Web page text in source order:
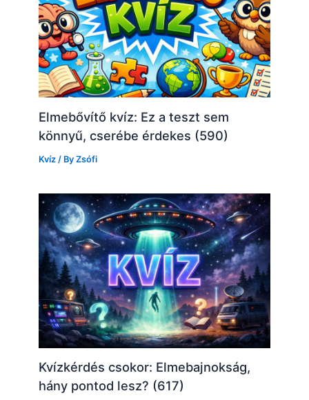
Elmebővítő kvíz: Ez a teszt sem
könnyű, cserébe érdekes (590)
Kvíz / ByZsófi
Kvízkérdés csokor: Elmebajnokság,
hány pontod lesz? (617)